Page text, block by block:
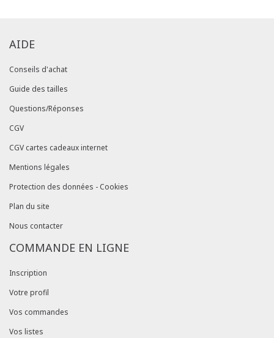
AIDE
Conseils d'achat
Guide des tailles
Questions/Réponses
CGV
CGV cartes cadeaux internet
Mentions légales
Protection des données - Cookies
Plan du site
Nous contacter
COMMANDE EN LIGNE
Inscription
Votre profil
Vos commandes
Vos listes